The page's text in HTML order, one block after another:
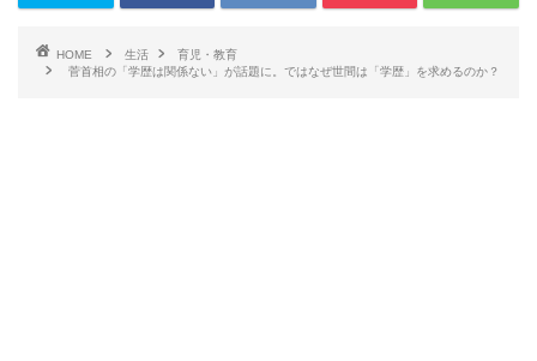
HOME 生活
育児・教育
菅首相の「学歴は関係ない」が話題に。ではなぜ世間は「学歴」を求めるのか？